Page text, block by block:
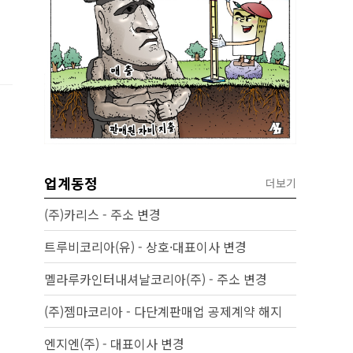
업계동정 더보기
(주)카리스 - 주소 변경
트루비코리아(유) - 상호·대표이사 변경
멜라루카인터내셔날코리아(주) - 주소 변경
(주)젬마코리아 - 다단계판매업 공제계약 해지
엔지엔(주) - 대표이사 변경